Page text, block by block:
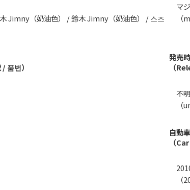
（奶油色） / 鈴木 Jimny（奶油色） / 스즈
マ
（
품번）
発売
（
不明
（
自動
（
（